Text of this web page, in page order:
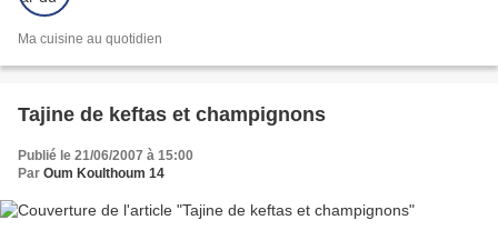
Ma cuisine au quotidien
Tajine de keftas et champignons
Publié le 21/06/2007 à 15:00
Par Oum Koulthoum 14